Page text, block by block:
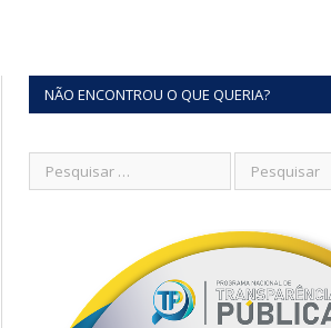
NÃO ENCONTROU O QUE QUERIA?